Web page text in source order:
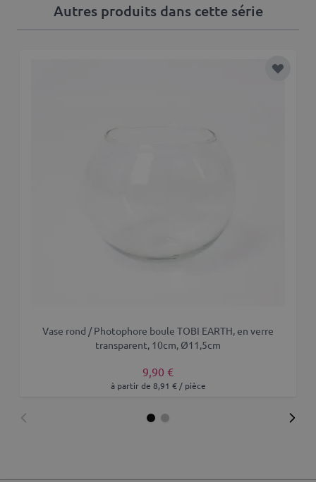
Autres produits dans cette série
Ajouter
Vase rond / Photophore boule TOBI EARTH, en verre
transparent, 10cm, Ø11,5cm
9,90 €
à partir de 8,91 € / pièce